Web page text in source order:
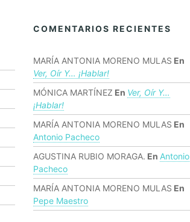
COMENTARIOS RECIENTES
MARÍA ANTONIA MORENO MULAS En
Ver, Oír Y… ¡hablar!
MÓNICA MARTÍNEZ En Ver, Oír Y…
¡hablar!
MARÍA ANTONIA MORENO MULAS En
Antonio Pacheco
AGUSTINA RUBIO MORAGA. En Antonio
Pacheco
MARÍA ANTONIA MORENO MULAS En
Pepe Maestro